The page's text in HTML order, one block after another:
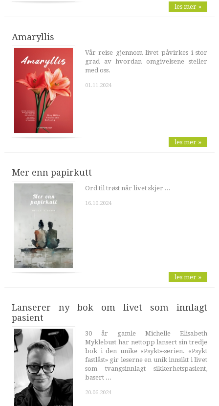
les mer »
Amaryllis
Vår reise gjennom livet påvirkes i stor
grad av hvordan omgivelsene steller
med oss.
01.11.2024
les mer »
Mer enn papirkutt
Ord til trøst når livet skjer ...
16.10.2024
les mer »
Lanserer ny bok om livet som innlagt
pasient
30 år gamle Michelle Elisabeth
Myklebust har nettopp lansert sin tredje
bok i den unike «Psykt»-serien. «Psykt
fastlåst» gir leserne en unik innsikt i livet
som tvangsinnlagt sikkerhetspasient,
basert ...
20.06.2024